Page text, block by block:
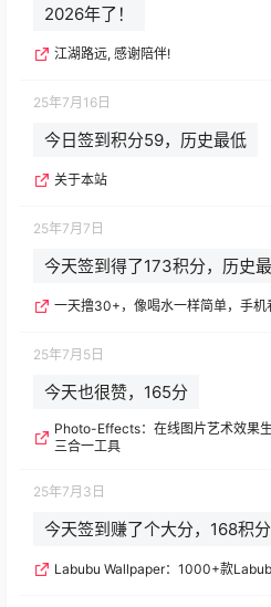
2026年了！
江湖路远, 感谢陪伴!
25年7月16日
今日签到积分59，历史最低
关于本站
25年7月7日
今天签到得了173积分，历史
一天撸30+，像喝水一样简单，手机
25年7月5日
今天也很赞，165分
Photo-Effects：在线图片艺术效果
三合一工具
25年7月3日
今天签到赚了个大分，168积
Labubu Wallpaper：1000+款